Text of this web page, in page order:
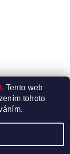
Tento web
tohoto